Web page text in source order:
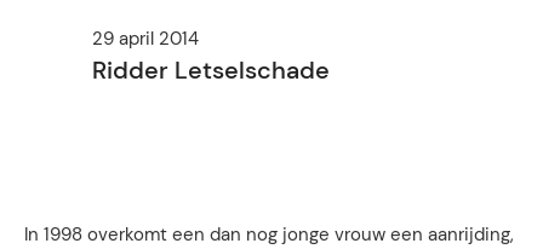
29 april 2014
Ridder Letselschade
In 1998 overkomt een dan nog jonge vrouw een aanrijding,